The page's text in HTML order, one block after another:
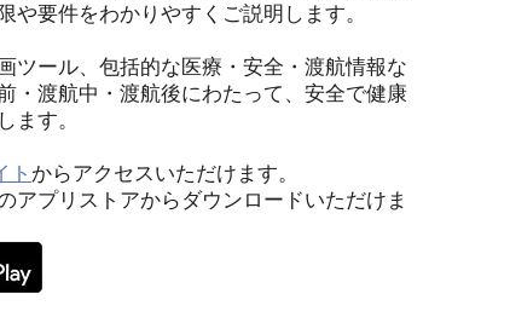
要件をわかりやすくご説明します。
ツール、包括的な医療・安全・渡航情報な
・渡航中・渡航後にわたって、安全で健康
ます。
ト からアクセスいただけます。
アプリストアからダウンロードいただけま